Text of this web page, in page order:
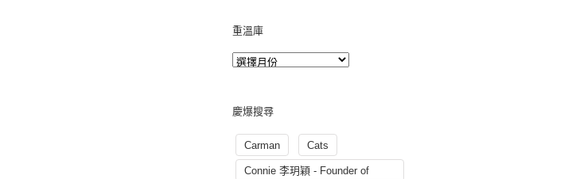
重溫庫
慶爆搜尋
Carman Cats
Connie 李玥穎 - Founder of